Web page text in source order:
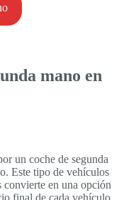
mano en
un coche de segunda
Este tipo de vehículos
convierte en una opción
final de cada vehículo